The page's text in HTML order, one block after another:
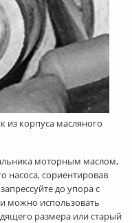
из корпуса масляного
моторным маслом,
насоса, сориентировав
до упора с
можно использовать
размера или старый